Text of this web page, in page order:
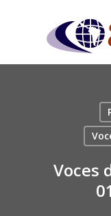
content
Voces